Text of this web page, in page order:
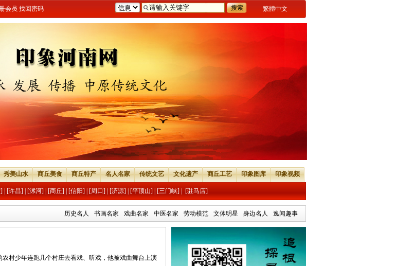
繁體中文
会员 找回密码
秀美山水 商丘美食 商丘特产 名人名家 传统文艺 文化遗产 商丘工艺 印象图库 印象视频
[许昌] [漯河] [商丘] [信阳] [周口] [济源] [平顶山] [三门峡] [驻马店]
历史名人 书画名家 戏曲名家 中医名家 劳动模范 文体明星 身边名人 逸闻趣事
村少年连跑几个村庄去看戏、听戏，他被戏曲舞台上演